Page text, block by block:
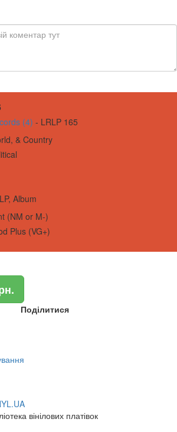
(4) - LRLP 165
& Country
LP, Album
(NM or M-)
Plus (VG+)
Поділитися
вінілових платівок